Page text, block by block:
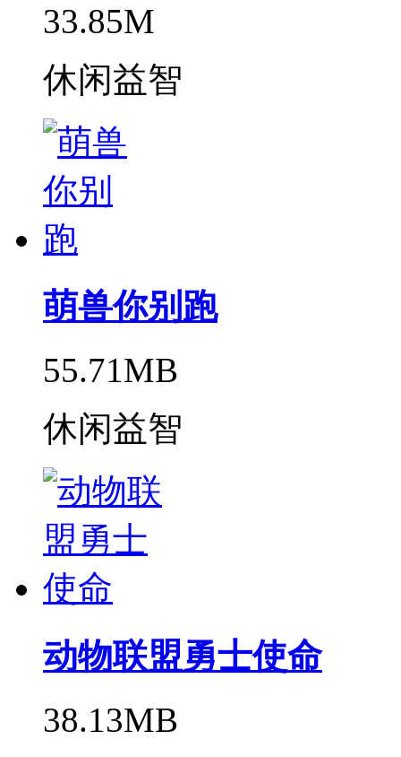
33.85M
休闲益智
萌兽你别跑
55.71MB
休闲益智
动物联盟勇士使命
38.13MB